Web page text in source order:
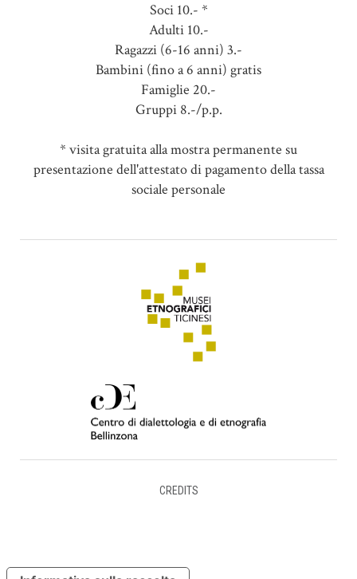
Soci 10.- *
Adulti 10.-
Ragazzi (6-16 anni) 3.-
Bambini (fino a 6 anni) gratis
Famiglie 20.-
Gruppi 8.-/p.p.
* visita gratuita alla mostra permanente su
presentazione dell'attestato di pagamento della tassa
sociale personale
CREDITS